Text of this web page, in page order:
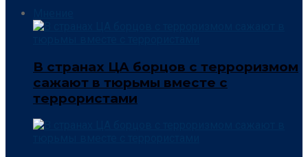
В странах ЦА борцов с терроризмом
сажают в тюрьмы вместе с
террористами